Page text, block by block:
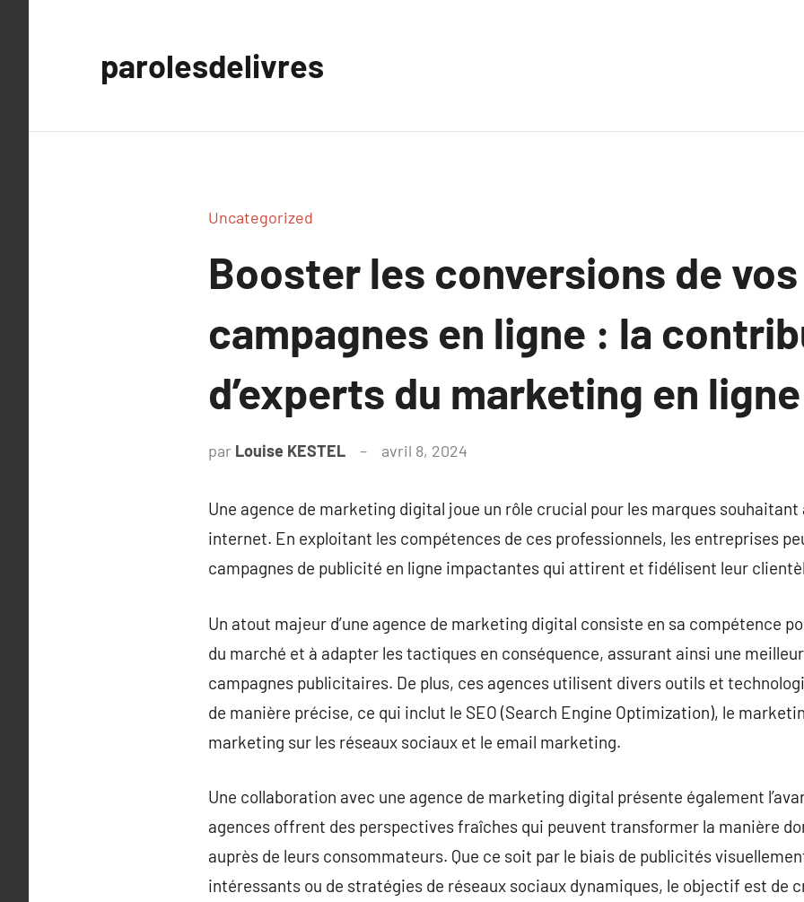
parolesdelivres
Uncategorized
Booster les conversions de vos
campagnes en ligne : la
d’experts du marketing en ligne
par Louise KESTEL avril 8, 2024
Une agence de marketing digital joue un rôle crucial pour les marques
internet. En exploitant les compétences de ces professionnels, les entreprises
campagnes de publicité en ligne impactantes qui attirent et fidélisent leur
Un atout majeur d’une agence de marketing digital consiste en sa compétence
du marché et à adapter les tactiques en conséquence, assurant ainsi une
campagnes publicitaires. De plus, ces agences utilisent divers outils et
de manière précise, ce qui inclut le SEO (Search Engine Optimization), le
marketing sur les réseaux sociaux et le email marketing.
Une collaboration avec une agence de marketing digital présente également
agences offrent des perspectives fraîches qui peuvent transformer la manière
auprès de leurs consommateurs. Que ce soit par le biais de publicités
intéressants ou de stratégies de réseaux sociaux dynamiques, le objectif est de